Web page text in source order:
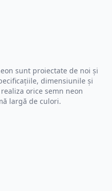
sunt proiectate de noi și
dimensiunile și
orice semn neon
largă de culori.